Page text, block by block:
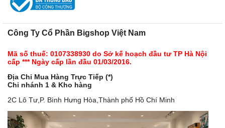
Công Ty Cổ Phần Bigshop Việt Nam
Mã số thuế: 0107338930 do Sở kế hoạch đầu tư TP Hà Nội
cấp *** Ngày cấp lần đầu 01/03/2016.
Địa Chỉ Mua Hàng Trực Tiếp (*)
Chi nhánh 1 & Kho hàng
2C Lô Tư,P. Bình Hưng Hòa,Thành phố Hồ Chí Minh